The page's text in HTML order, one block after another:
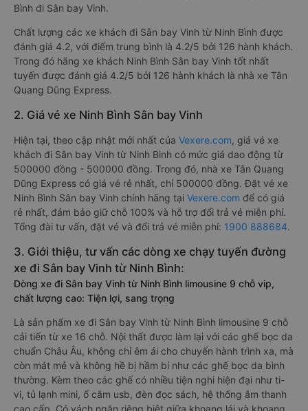
Bình đi Sân bay Vinh.
Chất lượng các xe khách đi Sân bay Vinh từ Ninh Bình được
đánh giá 4.2, với điểm trung bình là 4.2/5 bởi 126 hành khách.
Trong đó hãng xe khách Ninh Bình Sân bay Vinh tốt nhất
tuyến được đánh giá 4.2/5 bởi 126 hành khách là nhà xe Tân
Quang Dũng Express.
2. Giá vé xe Ninh Bình Sân bay Vinh
Hiện tại, theo cập nhật mới nhất của Vexere.com, giá vé xe
khách đi Sân bay Vinh từ Ninh Bình có mức giá dao động từ
500000 đồng - 500000 đồng. Trong đó, nhà xe Tân Quang
Dũng Express có giá vé rẻ nhất, chỉ 500000 đồng. Đặt vé xe
Ninh Bình Sân bay Vinh chính hãng tại Vexere.com để có giá
rẻ nhất, đảm bảo giữ chỗ 100% và hỗ trợ đổi trả vé miễn phí.
Tổng đài tư vấn, đặt vé và đổi trả vé miễn phí: 1900 888684.
3. Giới thiệu, tư vấn các dòng xe chạy tuyến đường
xe đi Sân bay Vinh từ Ninh Bình:
Dòng xe đi Sân bay Vinh từ Ninh Bình limousine 9 chỗ vip,
chất lượng cao: Tiện lợi, sang trọng
Là sản phẩm xe đi Sân bay Vinh từ Ninh Bình limousine 9 chỗ
cải tiến từ xe 16 chỗ. Nội thất được làm lại với các ghế bọc da
chuẩn Châu Âu, không chỉ êm ái cho chuyến hành trình xa, mà
còn mát mẻ và không hề bị hầm bí như các ghế bọc da bình
thường. Kèm theo các ghế có nhiều tiện nghi hiện đại như ti-
vi, tủ lạnh mini, ổ cắm usb, đèn đọc sách, hệ thống âm thanh
cao cấp. Có vách ngăn riêng biệt giữa khoang lái và khoang